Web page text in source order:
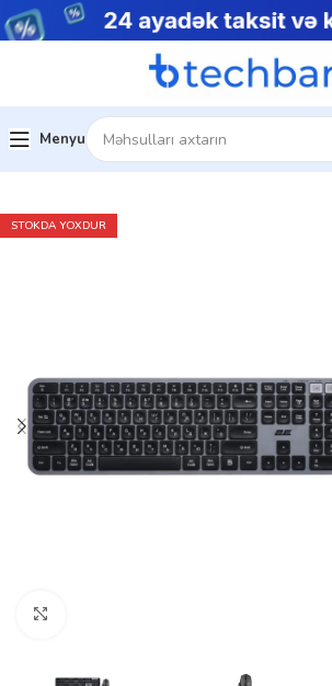
Menyu
Ev Kompüter aksesuarları Aksesuar dəsti
STOKDA YOXDUR